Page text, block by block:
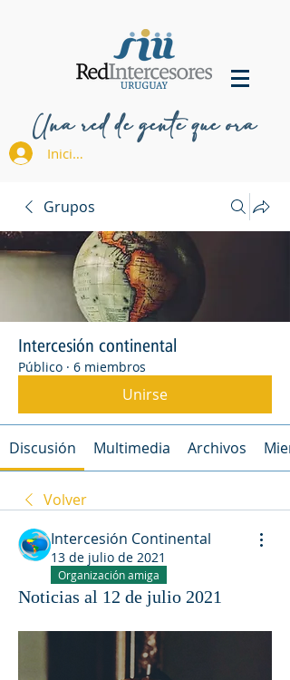
Una red de gente que ora
Iniciar sesión
Grupos
Intercesión continental
Público · 6 miembros
Unirse
Discusión Multimedia Archivos
Volver
Intercesión Continental
13 de julio de 2021
Organización amiga
Noticias al 12 de julio 2021